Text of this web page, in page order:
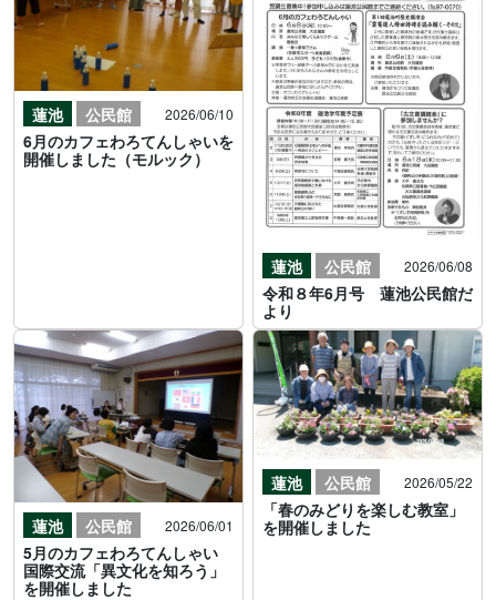
蓮池 公民館 2026/06/10
6月のカフェわろてんしゃいを
開催しました（モルック）
蓮池 公民館 2026/06/08
令和８年6月号 蓮池公民館だ
より
蓮池 公民館 2026/06/01
5月のカフェわろてんしゃい
国際交流「異文化を知ろう」
を開催しました
蓮池 公民館 2026/05/22
「春のみどりを楽しむ教室」
を開催しました